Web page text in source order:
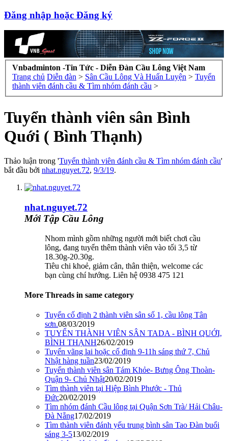
Đăng nhập hoặc Đăng ký
Vnbadminton -Tin Tức - Diễn Đàn Cầu Lông Việt Nam
Trang chủ Diễn đàn > Sân Cầu Lông Và Huấn Luyện > Tuyển
thành viên đánh cầu & Tìm nhóm đánh cầu >
Tuyển thành viên sân Bình
Quới ( Bình Thạnh)
Thảo luận trong 'Tuyển thành viên đánh cầu & Tìm nhóm đánh cầu'
bắt đầu bởi nhat.nguyet.72, 9/3/19.
nhat.nguyet.72
Mới Tập Cầu Lông
Nhom mình gồm những người mới biết chơi cầu
lông, đang tuyển thêm thành viên vào tối 3,5 từ
18.30g-20.30g.
Tiêu chi khoẻ, giảm cân, thân thiện, welcome các
bạn cùng chí hướng. Liên hệ 0938 475 121
More Threads in same category
Tuyển cố định 2 thành viên sân số 1, cầu lông Tân
sơn.08/03/2019
TUYỂN THÀNH VIÊN SÂN TADA - BÌNH QUỚI,
BÌNH THẠNH26/02/2019
Tuyển vãng lai hoặc cố định 9-11h sáng thứ 7, Chủ
Nhật hàng tuần23/02/2019
Tuyển thành viên sân Tám Khỏe- Bưng Ông Thoàn-
Quận 9- Chủ Nhật20/02/2019
Tìm thành viên tại Hiệp Bình Phước - Thủ
Đức20/02/2019
Tìm nhóm đánh Cầu lông tại Quận Sơn Trà/ Hải Châu-
Đà Nẵng17/02/2019
Tìm thành viên đánh yếu trung bình sân Tao Đàn buổi
sáng 3-513/02/2019